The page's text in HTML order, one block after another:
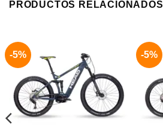
PRODUCTOS RELACIONADOS
-5% -5%